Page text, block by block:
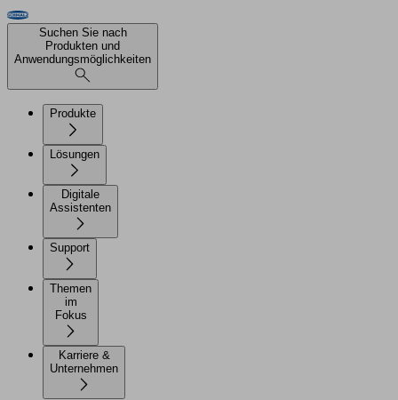
Suchen Sie nach
Produkten und
Anwendungsmöglichkeiten
Produkte
Lösungen
Digitale
Assistenten
Support
Themen
im
Karriere &
Unternehmen